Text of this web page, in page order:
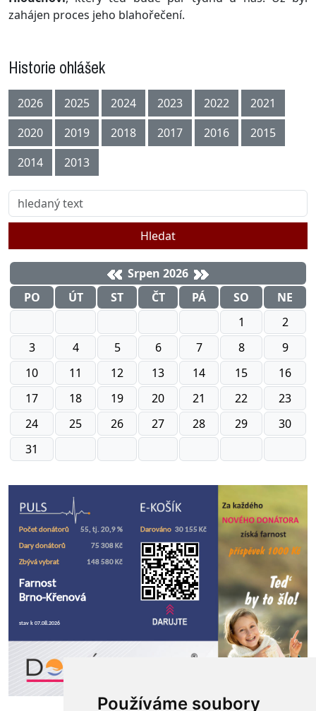
Používáme soubory
zahájen proces jeho blahořečení.
Historie ohlášek
2026 2025 2024 2023 2022
2021
2020
2019 2018 2017 2016
2015
2014
2013
Hledat
Srpen 2026
PO
ÚT ST ČT PÁ SO
NE
1
2
3
4 5 6 7 8
9
10
11 12 13 14 15
16
17
18 19 20 21 22
23
24
25 26 27 28 29
30
31